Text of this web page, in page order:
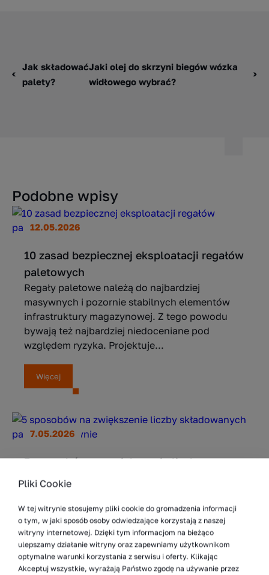
Jak składować
palety?
Jaki olej do skrzyni biegów wózka
widłowego wybrać?
Podobne wpisy
12.05.2026
10 zasad bezpiecznej eksploatacji regałów
paletowych
Regały paletowe należą do najbardziej
masywnych i pozornie stabilnych elementów
infrastruktury magazynowej. Z tego powodu
bywają też najbardziej niedoceniane pod
względem ryzyka. Projektuje...
Więcej
7.05.2026
5 sposobów na zwiększenie liczby
składowanych palet w magazynie
jednym z najczęstszych wyzwań operacyjnych
w logistyce. Wraz ze wzrostem wolumenów
i rozszerzaniem asortymentu szybko okazuje
się, że...
Pliki Cookie
W tej witrynie stosujemy pliki cookie do gromadzenia informacji
o tym, w jaki sposób osoby odwiedzające korzystają z naszej
witryny internetowej. Dzięki tym informacjom na bieżąco
ulepszamy działanie witryny oraz zapewniamy użytkownikom
optymalne warunki korzystania z serwisu i oferty. Klikając
Akceptuj wszystkie, wyrażają Państwo zgodę na używanie przez